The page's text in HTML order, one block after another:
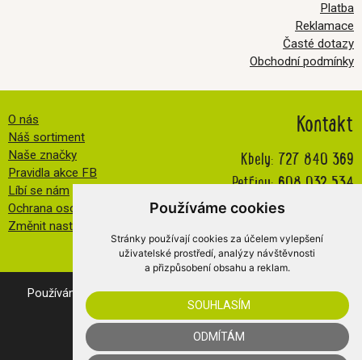
Používáme cookies
Stránky používají cookies za účelem vylepšení
uživatelské prostředí, analýzy návštěvnosti
a přizpůsobení obsahu a reklam.
SOUHLASÍM
ODMÍTÁM
Kontakt
Kbely: 727 840 369
Petřiny:608 032 534
info@veselatkanicka.cz
Platba
Reklamace
Časté dotazy
Obchodní podmínky
O nás
Náš sortiment
Naše značky
Pravidla akce FB
Líbí se nám
Ochrana osobních údajů
Změnit nastavení cookies
Používáním našich webovek vyjadřujete souhlas scookies.
© 2019 Veselá Tkanička s.r.o.
WebConsult
- internetový obchod